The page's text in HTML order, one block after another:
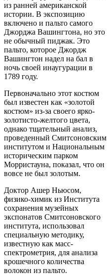
из ранней американской
истории. В экспозицию
включено и пальто самого
Джорджа Вашингтона, но это
не обычный пиджак. Это
пальто, которое Джордж
Вашингтон надел на бал в
ночь своей инаугурации в
1789 году.
Первоначально этот костюм
был известен как «золотой
костюм» из-за своего ярко-
золотисто-желтого цвета,
однако тщательный анализ,
проведенный Смитсоновским
институтом и Национальным
историческим парком
Морристауна, показал, что он
вовсе не был золотым.
Доктор Ашер Ньюсом,
физико-химик из Института
сохранения музейных
экспонатов Смитсоновского
института, использовал
специальную методику,
известную как масс-
спектрометрия, для анализа
крошечного количества
волокон из пальто.